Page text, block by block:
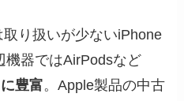
り扱いが少ないiPhone
機器ではAirPodsなど
豊富。Apple製品の中古